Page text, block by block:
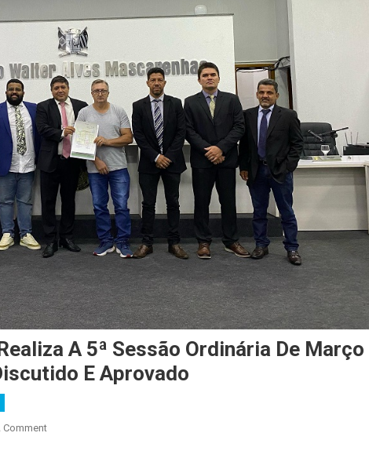
A 5ª Sessão Ordinária De Março
E Aprovado
CommentOn